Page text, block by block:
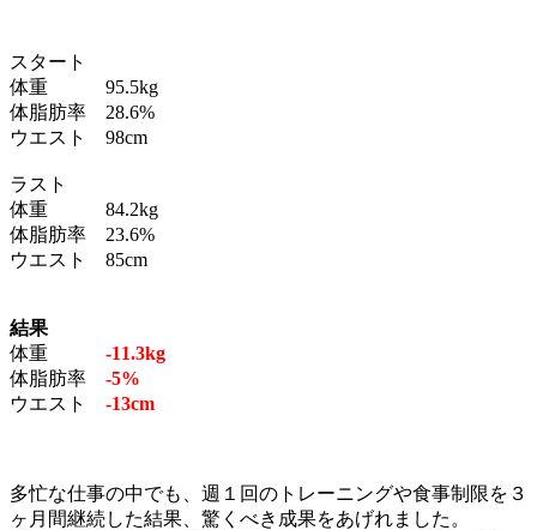
スタート
体重 95.5kg
体脂肪率 28.6%
ウエスト 98cm
ラスト
体重 84.2kg
体脂肪率 23.6%
ウエスト 85cm
結果
体重 -11.3kg
体脂肪率
-5%
ウエスト -13cm
多忙な仕事の中でも、週１回のトレーニングや食事制限を３
ヶ月間継続した結果、驚くべき成果をあげれました。